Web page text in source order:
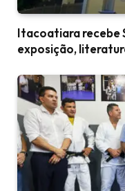
Itacoatiara recebe
exposição,